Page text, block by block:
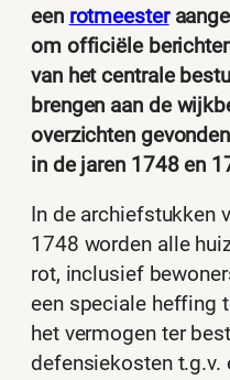
een rotmeester
om officiële
van het centrale
brengen aan de
overzichten
in de jaren 1748 en
In de archiefstukken
1748 worden alle
rot, inclusief
een speciale heffing
het vermogen ter
defensiekosten t.g.v.